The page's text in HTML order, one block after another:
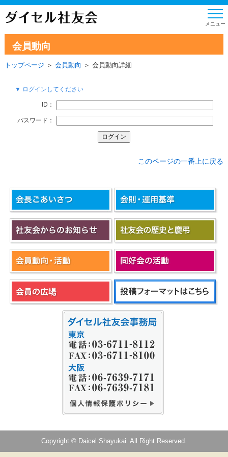
会員動向
トップページ ＞ 会員動向 ＞ 会員動向詳細
▼ ログインしてください
ID：
パスワード：
このページの一番上に戻る
Copyright © Daicel Shayukai. All Right Reserved.